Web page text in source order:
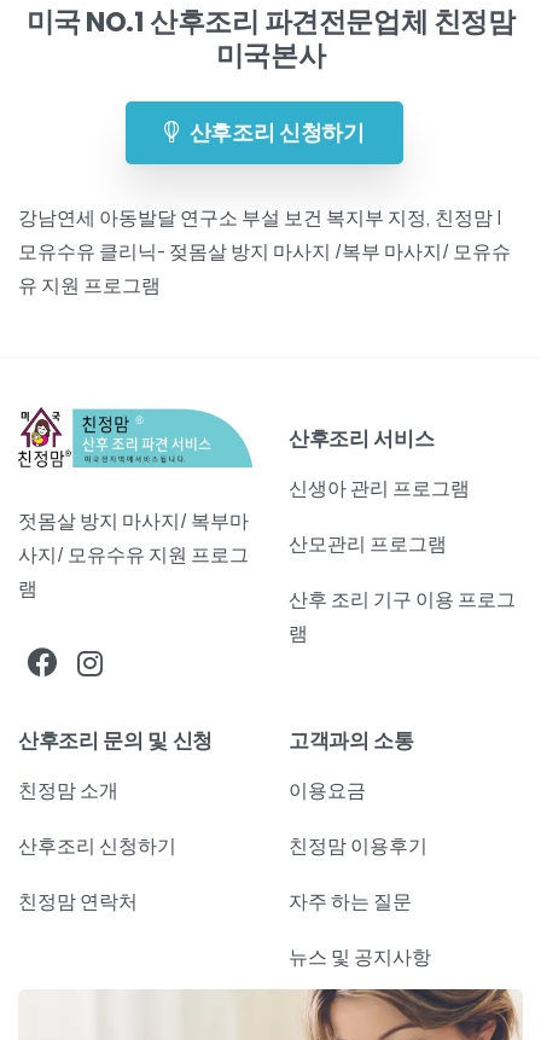
미국 NO.1 산후조리 파견전문업체 친정맘
미국본사
산후조리 신청하기
강남연세 아동발달 연구소 부설 보건 복지부 지정, 친정맘 |
모유수유 클리닉- 젖몸살 방지 마사지 /복부 마사지/ 모유슈
유 지원 프로그램
젓몸살 방지 마사지/ 복부마
사지/ 모유수유 지원 프로그
램
산후조리 서비스
신생아 관리 프로그램
산모관리 프로그램
산후 조리 기구 이용 프로그
램
산후조리 문의 및 신청
친정맘 소개
산후조리 신청하기
친정맘 연락처
고객과의 소통
이용요금
친정맘 이용후기
자주 하는 질문
뉴스 및 공지사항